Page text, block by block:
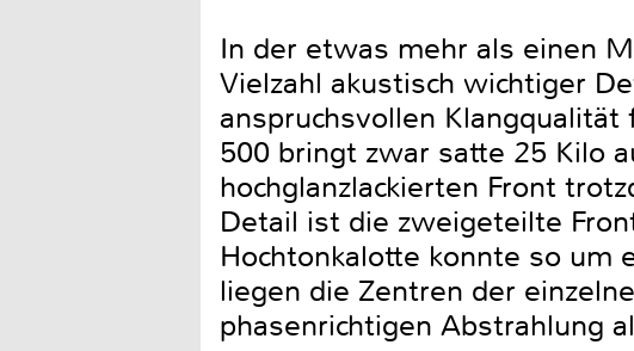
In der etwas mehr als einen
Vielzahl akustisch wichtiger
anspruchsvollen
500 bringt zwar satte 25 Kilo
hochglanzlackierten Front
Detail ist die zweigeteilte
Hochtonkalotte konnte so
liegen die Zentren der
phasenrichtigen Abstrahlung